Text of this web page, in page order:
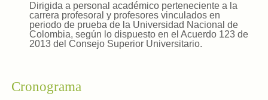
Dirigida a personal académico perteneciente a la
carrera profesoral y profesores vinculados en
periodo de prueba de la Universidad Nacional de
Colombia, según lo dispuesto en el Acuerdo 123 de
2013 del Consejo Superior Universitario.
Cronograma